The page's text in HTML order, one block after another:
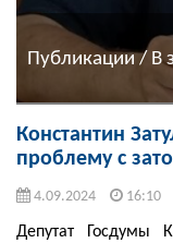
Публикации / В
Константин
проблему с
4.09.2024 16:10
Депутат Госдумы